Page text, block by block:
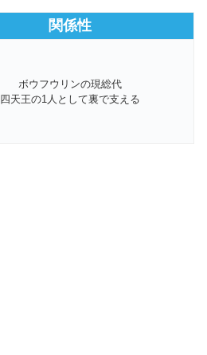
関係性
ボウフウリンの現総代
四天王の1人として裏で支える